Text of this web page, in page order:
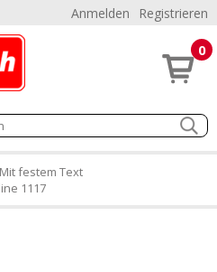
Anmelden Registrieren
0
Mit festem Text
1117